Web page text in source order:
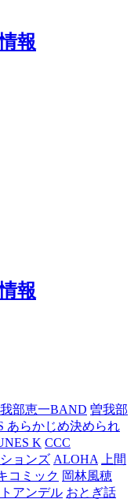
報
報
部恵一BAND 曽我部
あらかじめ決められ
K CCC
ョンズ ALOHA 上間
コミック 岡林風穂
アンデル おとぎ話